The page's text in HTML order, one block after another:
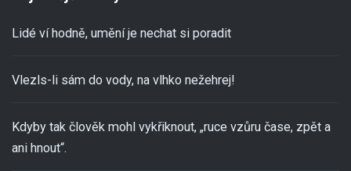
Lidé ví hodně, umění je nechat si poradit
Vlezls-li sám do vody, na vlhko nežehrej!
Kdyby tak člověk mohl vykřiknout, „ruce vzůru čase, zpět a
ani hnout“.